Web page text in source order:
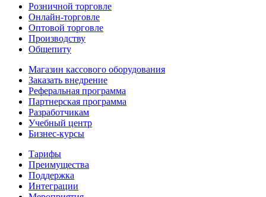
Розничной торговле
Онлайн-торговле
Оптовой торговле
Производству
Общепиту
Магазин кассового оборудования
Заказать внедрение
Реферальная программа
Партнерская программа
Разработчикам
Учебный центр
Бизнес‑курсы
Тарифы
Преимущества
Поддержка
Интеграции